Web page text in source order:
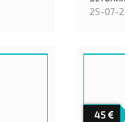
25-07-
45